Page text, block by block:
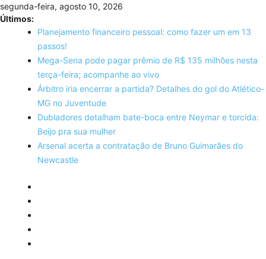
Skip
to
content
segunda-feira, agosto 10, 2026
Últimos:
Planejamento financeiro pessoal: como fazer um em 13
passos!
Mega-Sena pode pagar prêmio de R$ 135 milhões nesta
terça-feira; acompanhe ao vivo
Árbitro iria encerrar a partida? Detalhes do gol do Atlético-
MG no Juventude
Dubladores detalham bate-boca entre Neymar e torcida:
Beijo pra sua mulher
Arsenal acerta a contratação de Bruno Guimarães do
Newcastle